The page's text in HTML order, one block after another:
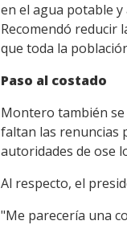
en el agua potable
Recomendó reducir
que toda la
Paso al costado
Montero también
faltan las renuncias
autoridades de ose
Al respecto, el
"Me parecería una